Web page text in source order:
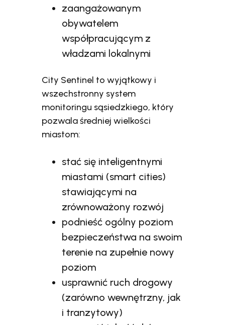
zaangażowanym
obywatelem
współpracującym z
władzami lokalnymi
City Sentinel to wyjątkowy i
wszechstronny system
monitoringu sąsiedzkiego, który
pozwala średniej wielkości
miastom:
stać się inteligentnymi
miastami (smart cities)
stawiającymi na
zrównoważony rozwój
podnieść ogólny poziom
bezpieczeństwa na swoim
terenie na zupełnie nowy
poziom
usprawnić ruch drogowy
(zarówno wewnętrzny, jak
i tranzytowy)